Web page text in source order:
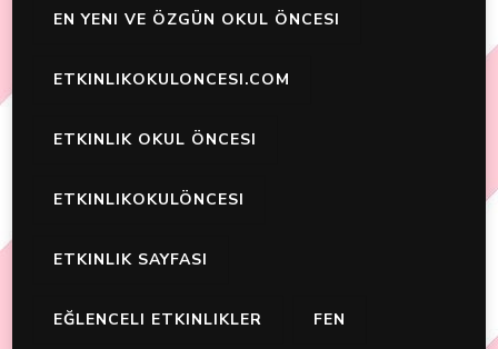
EN YENI VE ÖZGÜN OKUL ÖNCESI
ETKINLIKOKULONCESI.COM
ETKINLIK OKUL ÖNCESI
ETKINLIKOKULÖNCESI
ETKINLIK SAYFASI
EĞLENCELI ETKINLIKLER FEN